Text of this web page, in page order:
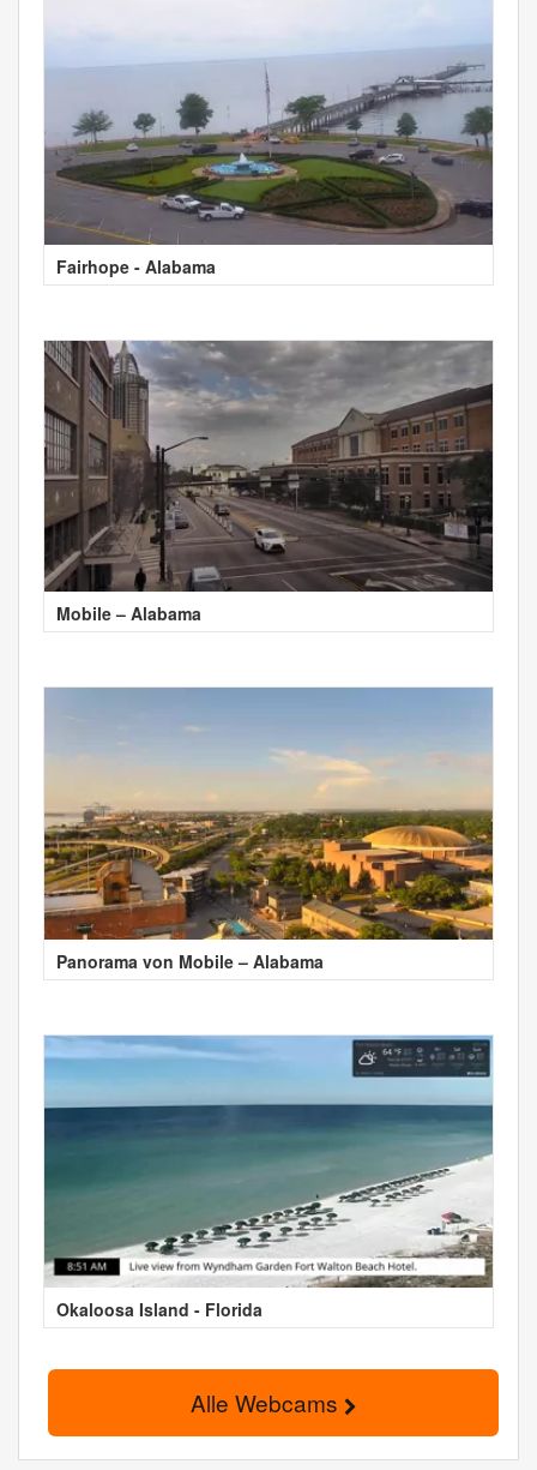
Fairhope - Alabama
Mobile – Alabama
Panorama von Mobile – Alabama
Okaloosa Island - Florida
Alle Webcams